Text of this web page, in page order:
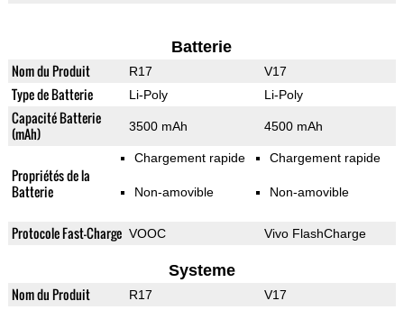
Batterie
Nom du Produit R17 V17
Type de Batterie Li-Poly Li-Poly
Capacité Batterie
(mAh)
3500 mAh 4500 mAh
Propriétés de la
Batterie
Chargement rapide
Non-amovible
Chargement rapide
Non-amovible
Protocole Fast-Charge VOOC Vivo FlashCharge
Systeme
Nom du Produit R17 V17